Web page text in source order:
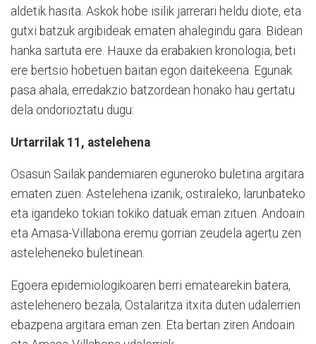
aldetik hasita. Askok hobe isilik jarrerari heldu diote, eta
gutxi batzuk argibideak ematen ahalegindu gara. Bidean
hanka sartuta ere. Hauxe da erabakien kronologia, beti
ere bertsio hobetuen baitan egon daitekeena. Egunak
pasa ahala, erredakzio batzordean honako hau gertatu
dela ondorioztatu dugu:
Urtarrilak 11, astelehena
Osasun Sailak pandemiaren eguneroko buletina argitara
ematen zuen. Astelehena izanik, ostiraleko, larunbateko
eta igandeko tokian tokiko datuak eman zituen. Andoain
eta Amasa-Villabona eremu gorrian zeudela agertu zen
asteleheneko buletinean.
Egoera epidemiologikoaren berri ematearekin batera,
astelehenero bezala, Ostalaritza itxita duten udalerrien
ebazpena argitara eman zen. Eta bertan ziren Andoain